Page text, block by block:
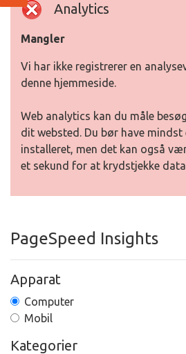
Analytics
Mangler
Vi har ikke registrerer en
denne hjemmeside.
Web analytics kan du måle
dit websted. Du bør have
installeret, men det kan også
et sekund for at krydstjekke
PageSpeed Insights
Apparat
Computer
Mobil
Kategorier